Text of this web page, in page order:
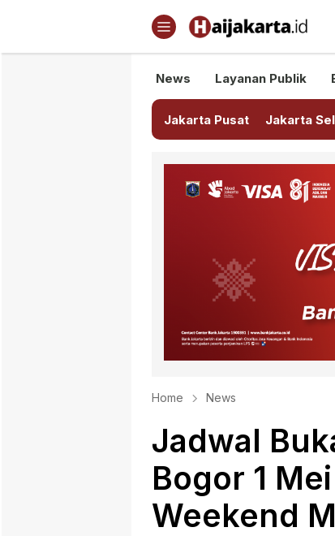
Haijakarta.id
Semua Tentang Jakarta
News Layanan Publik
Jakarta Pusat Jakarta
Home News
Jadwal
Bogor 1
Weekend